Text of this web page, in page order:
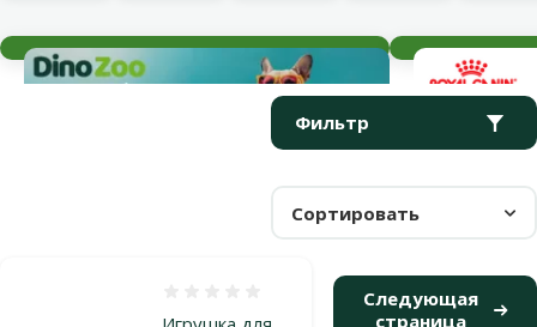
Фильтр
Сортировать
Продукты в категории Веревочные игрушки
Следующая
страница